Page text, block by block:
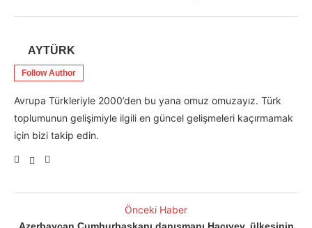
AYTÜRK
Follow Author
Avrupa Türkleriyle 2000’den bu yana omuz omuzayız. Türk
toplumunun gelişimiyle ilgili en güncel gelişmeleri kaçırmamak
için bizi takip edin.
Önceki Haber